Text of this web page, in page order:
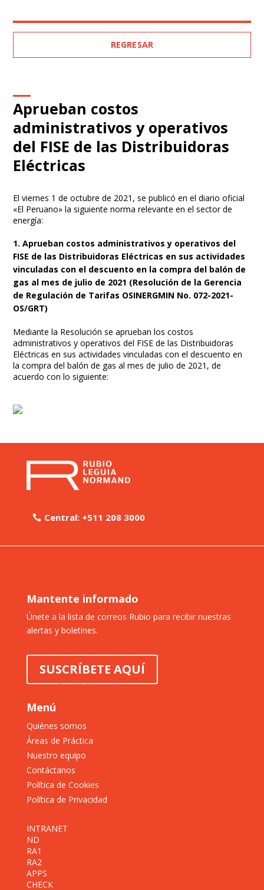
REGRESAR
Aprueban costos
administrativos y operativos
del FISE de las Distribuidoras
Eléctricas
El viernes 1 de octubre de 2021, se publicó en el diario oficial
«El Peruano» la siguiente norma relevante en el sector de
energía:
1. Aprueban costos administrativos y operativos del
FISE de las Distribuidoras Eléctricas en sus actividades
vinculadas con el descuento en la compra del balón de
gas al mes de julio de 2021 (Resolución de la Gerencia
de Regulación de Tarifas OSINERGMIN No. 072-2021-
OS/GRT)
Mediante la Resolución se aprueban los costos
administrativos y operativos del FISE de las Distribuidoras
Eléctricas en sus actividades vinculadas con el descuento en
la compra del balón de gas al mes de julio de 2021, de
acuerdo con lo siguiente:
Central: +511 208 3000
Mantente informado
Únete a la lista de correos Rubio para recibir nuestras
alertas y boletines.
SUSCRÍBETE AQUÍ
Menú
Quiénes somos
Áreas de Práctica
Nuestro equipo
Contáctanos
Política de Cookies
Política de Privacidad
INTRANET
ND
RA1
RA2
APPS
CHECK